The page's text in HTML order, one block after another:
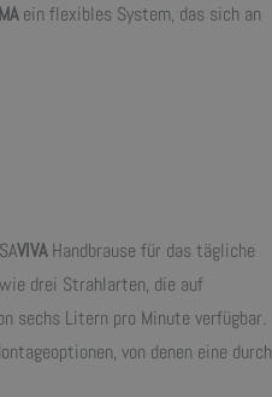
ein flexibles System, das sich an
VIVAHandbrause für das tägliche
drei Strahlarten, die auf
sechs Litern pro Minute verfügbar.
von denen eine durch